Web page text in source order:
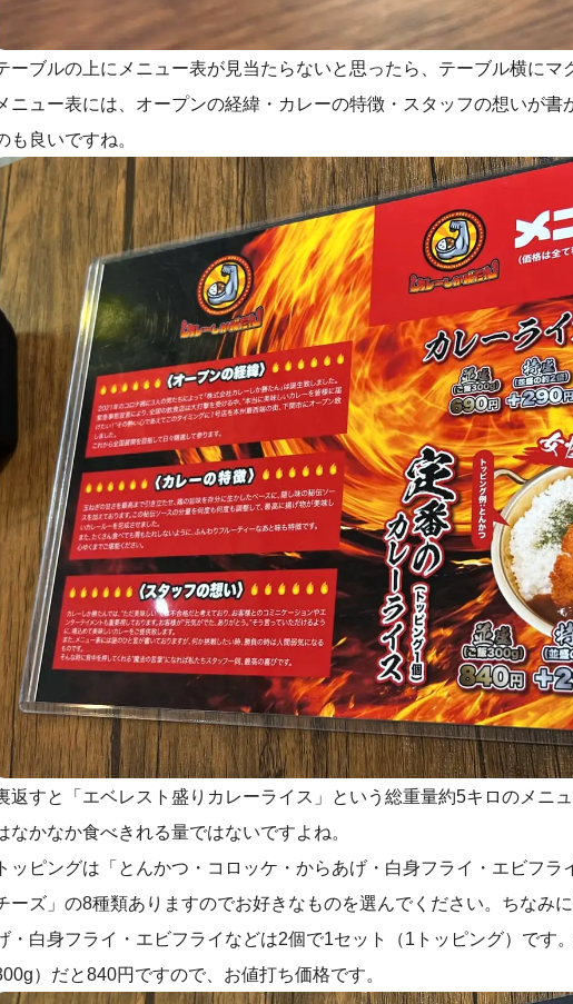
ーブルの上にメニュー表が見当たらないと思ったら、テーブル横にマ
ニュー表には、オープンの経緯・カレーの特徴・スタッフの想いが書
も良いですね。
返すと「エベレスト盛りカレーライス」という総重量約5キロのメ
なかなか食べきれる量ではないですよね。
トッピングは「とんかつ・コロッケ・からあげ・白身フライ・エビフラ
ーズ」の8種類ありますのでお好きなものを選んでください。ちなみ
・白身フライ・エビフライなどは2個で1セット（1トッピング）です
）だと840円ですので、お値打ち価格です。